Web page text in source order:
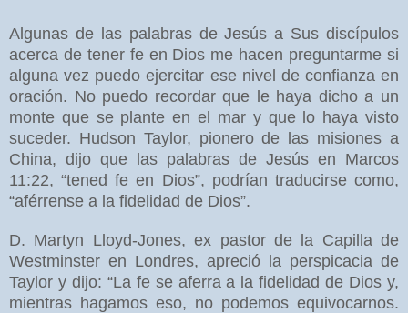
Algunas de las palabras de Jesús a Sus discípulos
acerca de tener fe en Dios me hacen preguntarme si
alguna vez puedo ejercitar ese nivel de confianza en
oración. No puedo recordar que le haya dicho a un
monte que se plante en el mar y que lo haya visto
suceder. Hudson Taylor, pionero de las misiones a
China, dijo que las palabras de Jesús en Marcos
11:22, “tened fe en Dios”, podrían traducirse como,
“aférrense a la fidelidad de Dios”.
D. Martyn Lloyd-Jones, ex pastor de la Capilla de
Westminster en Londres, apreció la perspicacia de
Taylor y dijo: “La fe se aferra a la fidelidad de Dios y,
mientras hagamos eso, no podemos equivocarnos.